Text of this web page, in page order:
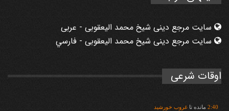
سایت مرجع دینی شیخ محمد الیعقوبی - عربی
سایت مرجع دینی شیخ محمد الیعقوبی - فارسي
اوقات شرعی
2:40 مانده تاغروب خورشید